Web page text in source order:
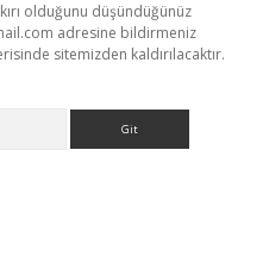
olduğunu düşündüğünüz
adresine bildirmeniz
sitemizden kaldırılacaktır.